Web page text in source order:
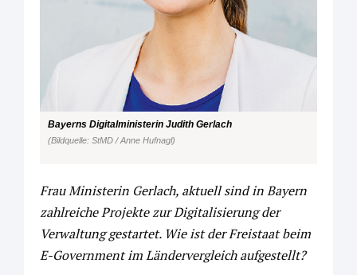
Bayerns Digitalministerin Judith Gerlach
(Bildquelle: StMD / Anne Hufnagl)
Frau Ministerin Gerlach, aktuell sind in Bayern
zahlreiche Projekte zur Digitalisierung der
Verwaltung gestartet. Wie ist der Freistaat beim
E-Government im Ländervergleich aufgestellt?